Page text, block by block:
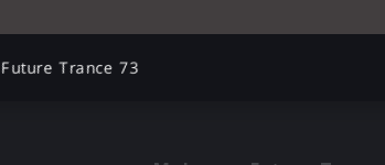
Future Trance 73